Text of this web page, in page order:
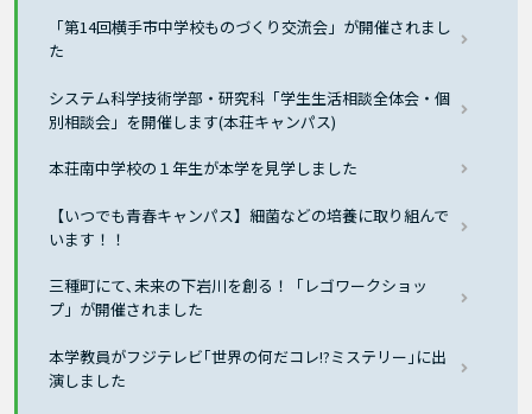
「第14回横手市中学校ものづくり交流会」が開催されまし
た
システム科学技術学部・研究科「学生生活相談全体会・個
別相談会」を開催します(本荘キャンパス)
本荘南中学校の１年生が本学を見学しました
【いつでも青春キャンパス】細菌などの培養に取り組んで
います！！
三種町にて､未来の下岩川を創る！「レゴワークショッ
プ」が開催されました
本学教員がフジテレビ｢世界の何だコレ!?ミステリー｣に出
演しました